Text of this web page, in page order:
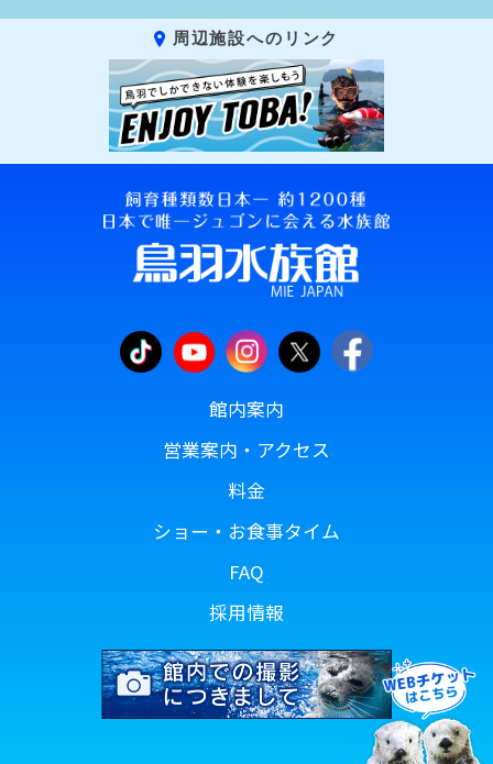
周辺施設へのリンク
館内案内
営業案内・アクセス
料金
ショー・お食事タイム
FAQ
採用情報